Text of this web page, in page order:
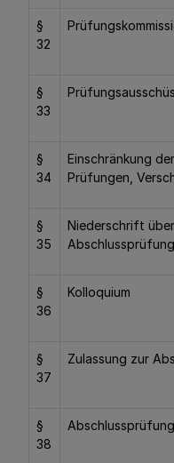
§
32
§
33
§
34
Einschränkung
Prüfungen,
§
35
Niederschrift
Abschlussprüfung
§
36
Kolloquium
§
37
Zulassung zur
§
38
Abschlussprüfung